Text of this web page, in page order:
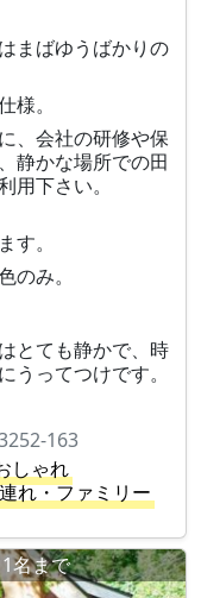
まばゆうばかりの
様。
、会社の研修や保
静かな場所での田
用下さい。
す。
のみ。
とても静かで、時
うってつけです。
163
しゃれ
れ・ファミリー
名まで